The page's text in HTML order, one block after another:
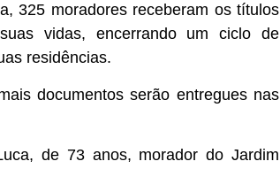
325 moradores receberam os títulos
vidas, encerrando um ciclo de
residências.
documentos serão entregues nas
de 73 anos, morador do Jardim